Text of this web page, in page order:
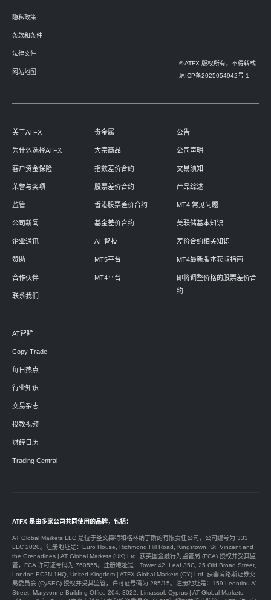
隐私政策
条款和条件
法律文件
网站地图
© ATFX 版权所有，不得转载
琼ICP备2025054942号-1
关于ATFX
为什么选择ATFX
客户资金保险
荣誉与奖项
监管
公司新闻
企业通讯
赞助
合作伙伴
联系我们
贵金属
大宗商品
指数差价合约
股票差价合约
香港股票差价合约
基金差价合约
AT 智投
MT5平台
MT4平台
公告
公司声明
交易须知
产品综述
MT4 常见问题
美联储基本知识
差价合约相关知识
MT4最新版本获取指南
即将调整价格的股票差价合
约
AT智眸
Copy Trade
每日热点
行业知识
交易杂志
投教视频
财经日历
Trading Central
ATFX 是由多家公司共同使用的品牌，包括：
AT Global Markets LLC 是位于圣文森特和格林纳丁斯的有限责任公司，公司编号为 333
LLC 2020。注册地址是：Euro House, Richmond Hill Road, Kingstown, St. Vincent and
the Grenadines | AT Global Markets (UK) Ltd. 获英国金融行为监管局 (FCA) 授权并受其监
管，FCA 许可证号码为 760555。注册地址是：Tower 42, Leaf 35C, 25 Old Broad Street,
London EC2N 1HQ, United Kingdom | ATFX Global Markets (CY) Ltd. 获塞浦路斯证券交
易委员会 (CySEC) 授权并受其监管，许可证号码为 285/15。注册地址是：159 Leontiou A’
Street, Maryvonne Building Office 204, 3022, Limassol, Cyprus | AT Global Markets